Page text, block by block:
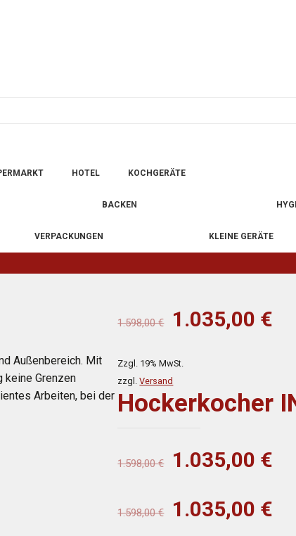
HOTEL KOCHGERÄTE
BACKEN
VERPACKUNGEN KLEINE GERÄTE
1.598,00€
war:
1.598,00 €
1.035,00 €
Zzgl. 19% MwSt.
zzgl.Versand
Hockerkocher
1.598,00€
war:
1.598,00 €
1.035,00 €
1.598,00€ 1.035,00 €
Außenbereich. Mit
keine Grenzen
Arbeiten, bei der